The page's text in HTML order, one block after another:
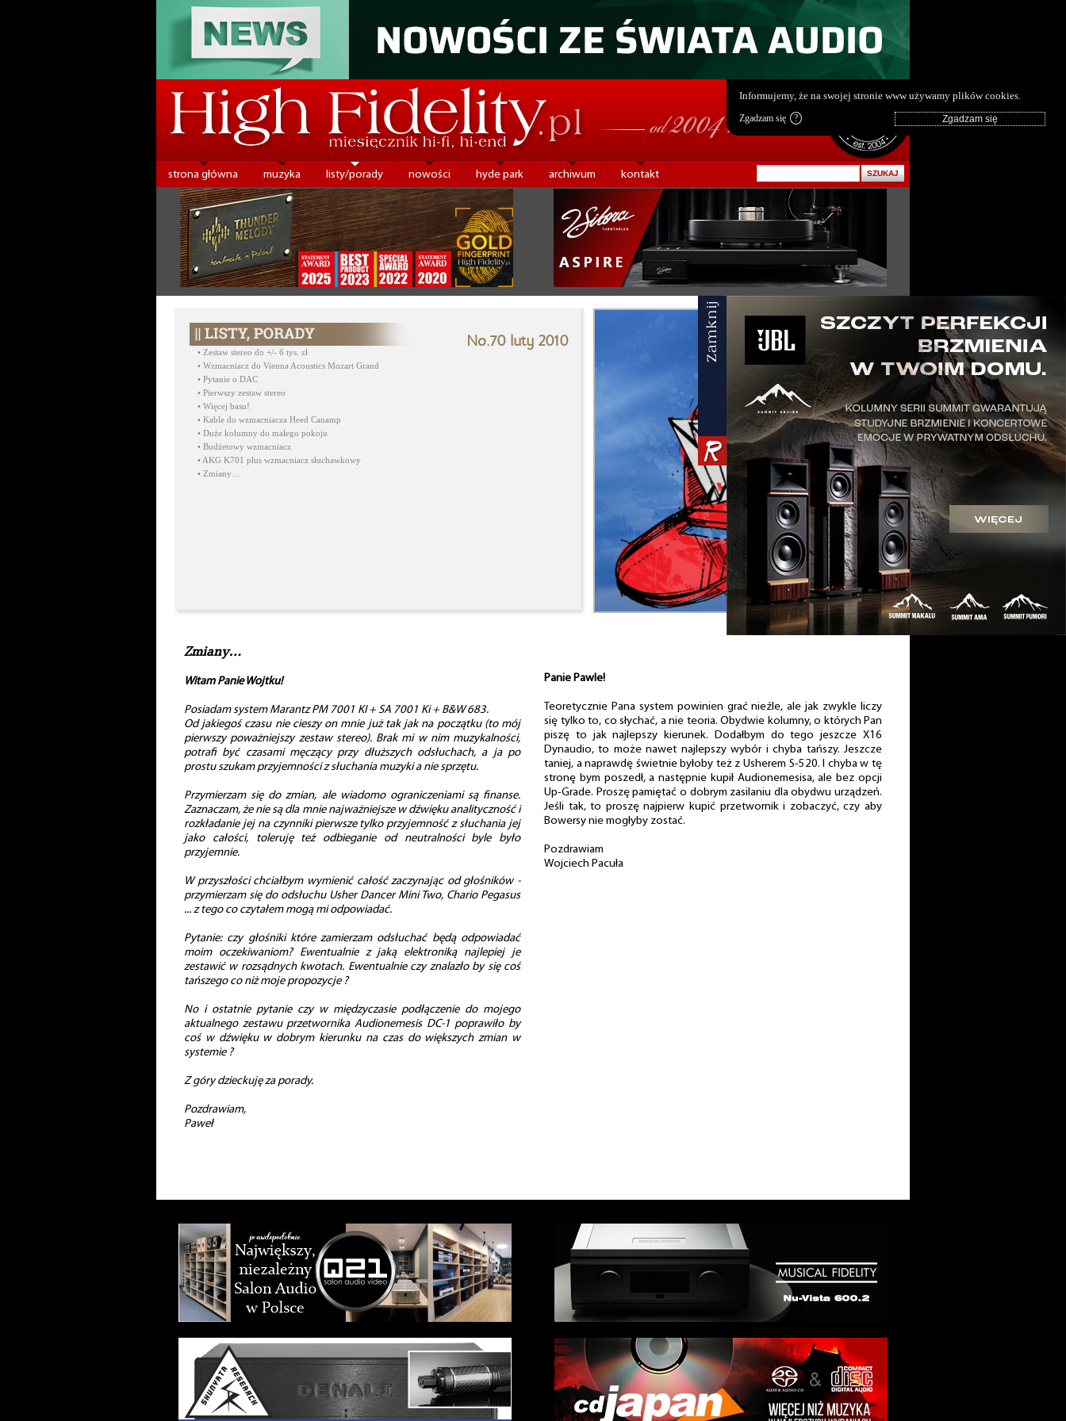
strona główna muzyka listy/porady nowości hyde park archiwum kontakt
No.70 luty 2010
• Zestaw stereo do +/- 6 tys. zł
• Wzmacniacz do Vienna Acoustics Mozart Grand
• Pytanie o DAC
• Pierwszy zestaw stereo
• Więcej basu!
• Kable do wzmacniacza Heed Canamp
• Duże kolumny do małego pokoju
• Budżetowy wzmacniacz
• AKG K701 plus wzmacniacz słuchawkowy
• Zmiany…
Zmiany…
Witam Panie Wojtku!
Posiadam system Marantz PM 7001 KI + SA 7001 Ki + B&W 683.
Od jakiegoś czasu nie cieszy on mnie już tak jak na początku (to mój
pierwszy poważniejszy zestaw stereo). Brak mi w nim muzykalności,
potrafi być czasami męczący przy dłuższych odsłuchach, a ja po
prostu szukam przyjemności z słuchania muzyki a nie sprzętu.
Przymierzam się do zmian, ale wiadomo ograniczeniami są finanse.
Zaznaczam, że nie są dla mnie najważniejsze w dźwięku analityczność i
rozkładanie jej na czynniki pierwsze tylko przyjemność z słuchania jej
jako całości, toleruję też odbieganie od neutralności byle było
przyjemnie.
W przyszłości chciałbym wymienić całość zaczynając od głośników -
przymierzam się do odsłuchu Usher Dancer Mini Two, Chario Pegasus
... z tego co czytałem mogą mi odpowiadać.
Pytanie: czy głośniki które zamierzam odsłuchać będą odpowiadać
moim oczekiwaniom? Ewentualnie z jaką elektroniką najlepiej je
zestawić w rozsądnych kwotach. Ewentualnie czy znalazło by się coś
tańszego co niż moje propozycje ?
No i ostatnie pytanie czy w międzyczasie podłączenie do mojego
aktualnego zestawu przetwornika Audionemesis DC-1 poprawiło by
coś w dźwięku w dobrym kierunku na czas do większych zmian w
systemie ?
Z góry dzieckuję za porady.
Pozdrawiam,
Paweł
Panie Pawle!
Teoretycznie Pana system powinien grać nieźle, ale jak zwykle liczy
się tylko to, co słychać, a nie teoria. Obydwie kolumny, o których Pan
piszę to jak najlepszy kierunek. Dodałbym do tego jeszcze X16
Dynaudio, to może nawet najlepszy wybór i chyba tańszy. Jeszcze
taniej, a naprawdę świetnie byłoby też z Usherem S-520. I chyba w tę
stronę bym poszedł, a następnie kupił Audionemesisa, ale bez opcji
Up-Grade. Proszę pamiętać o dobrym zasilaniu dla obydwu urządzeń.
Jeśli tak, to proszę najpierw kupić przetwornik i zobaczyć, czy aby
Bowersy nie mogłyby zostać.
Pozdrawiam
Wojciech Pacuła
Informujemy, że na swojej stronie www używamy plików cookies.
Zgadzam się ?